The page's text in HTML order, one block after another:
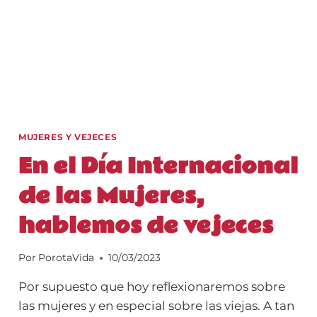
MUJERES Y VEJECES
En el Día Internacional
de las Mujeres,
hablemos de vejeces
Por PorotaVida 10/03/2023
Por supuesto que hoy reflexionaremos sobre
las mujeres y en especial sobre las viejas. A tan